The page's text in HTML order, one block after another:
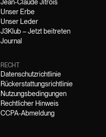
Jean-Claude Jitrois
Unser Erbe
Unser Leder
J3Klub – Jetzt beitreten
Journal
RECHT
Datenschutzrichtlinie
Rückerstattungsrichtlinie
Nutzungsbedingungen
Rechtlicher Hinweis
CCPA-Abmeldung